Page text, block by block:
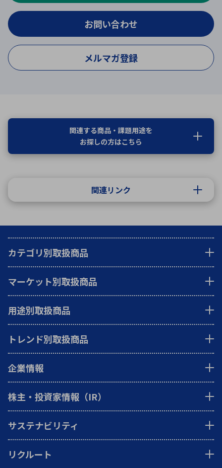
お問い合わせ
メルマガ登録
関連する商品・課題用途を
お探しの方はこちら
関連リンク
カテゴリ別取扱商品
マーケット別取扱商品
用途別取扱商品
トレンド別取扱商品
企業情報
株主・投資家情報（IR）
サステナビリティ
リクルート